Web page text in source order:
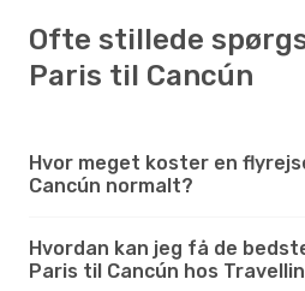
Ofte stillede
Paris til Cancún
Hvor meget koster en
Cancún normalt?
Hvordan kan jeg få de
Paris til Cancún hos